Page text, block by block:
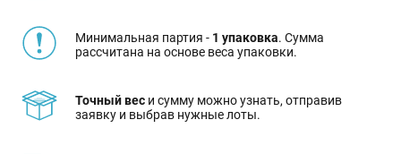
Минимальная партия - 1 упаковка. Сумма
рассчитана на основе веса упаковки.
Точный вес и сумму можно узнать, отправив
заявку и выбрав нужные лоты.